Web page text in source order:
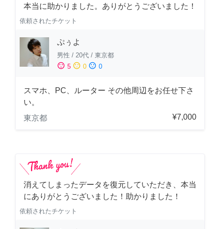
本当に助かりました。ありがとうございました！
依頼されたチケット
ぷぅよ
男性 / 20代 / 東京都
sentiment_satisfied 5 sentiment_neutral 0 sentiment_dissatisfied 0
スマホ、PC、ルーター その他周辺をお任せ下さ
い。
東京都
¥7,000
消えてしまったデータを復元していただき、本当
にありがとうございました！助かりました！
依頼されたチケット